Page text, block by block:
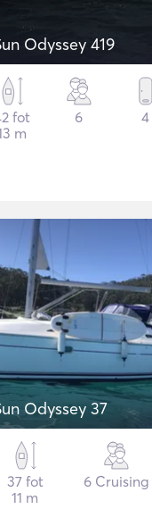
Odyssey 419
fot
m
6 4
Odyssey 37
37 fot
11 m
6 Cruising